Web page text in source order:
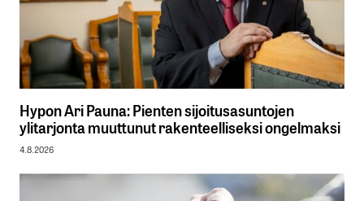
Hypon Ari Pauna: Pienten sijoitusasuntojen
ylitarjonta muuttunut rakenteelliseksi ongelmaksi
4.8.2026